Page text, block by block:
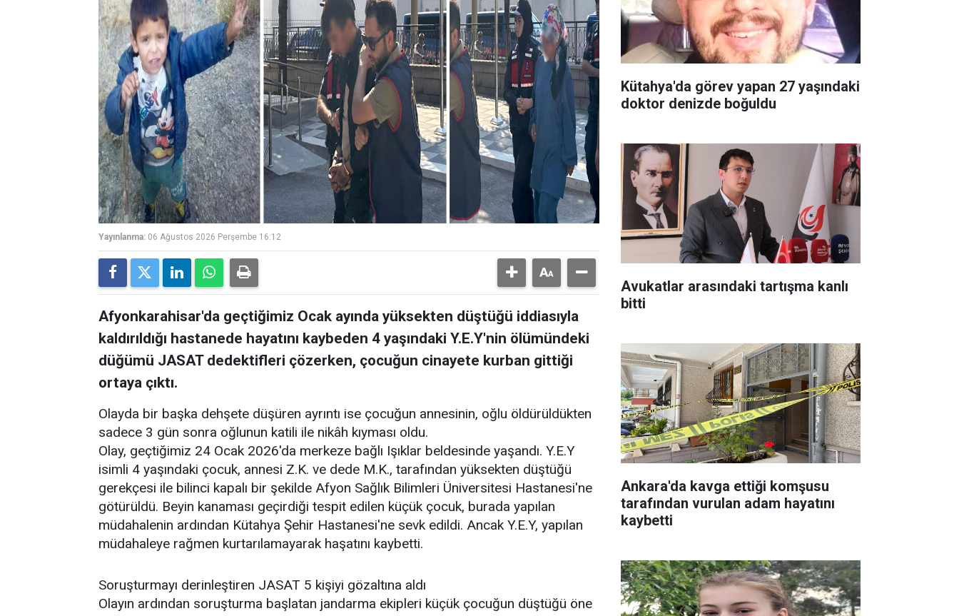
Yayınlanma: 06 Ağustos 2026 Perşembe 16:12
Afyonkarahisar'da geçtiğimiz Ocak ayında yüksekten düştüğü iddiasıyla
kaldırıldığı hastanede hayatını kaybeden 4 yaşındaki Y.E.Y'nin ölümündeki
düğümü JASAT dedektifleri çözerken, çocuğun cinayete kurban gittiği
ortaya çıktı.
Olayda bir başka dehşete düşüren ayrıntı ise çocuğun annesinin, oğlu öldürüldükten
sadece 3 gün sonra oğlunun katili ile nikâh kıyması oldu.
Olay, geçtiğimiz 24 Ocak 2026'da merkeze bağlı Işıklar beldesinde yaşandı. Y.E.Y
isimli 4 yaşındaki çocuk, annesi Z.K. ve dede M.K., tarafından yüksekten düştüğü
gerekçesi ile bilinci kapalı bir şekilde Afyon Sağlık Bilimleri Üniversitesi Hastanesi'ne
götürüldü. Beyin kanaması geçirdiği tespit edilen küçük çocuk, burada yapılan
müdahalenin ardından Kütahya Şehir Hastanesi'ne sevk edildi. Ancak Y.E.Y, yapılan
müdahaleye rağmen kurtarılamayarak haşatını kaybetti.
Soruşturmayı derinleştiren JASAT 5 kişiyi gözaltına aldı
Olayın ardından soruşturma başlatan jandarma ekipleri küçük çocuğun düştüğü öne
Kütahya'da görev yapan 27 yaşındaki
doktor denizde boğuldu
Avukatlar arasındaki tartışma kanlı
bitti
Ankara'da kavga ettiği komşusu
tarafından vurulan adam hayatını
kaybetti